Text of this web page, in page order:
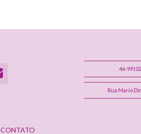
46-
Rua Mario
CONTATO